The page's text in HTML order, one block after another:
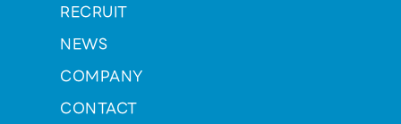
RECRUIT
NEWS
COMPANY
CONTACT